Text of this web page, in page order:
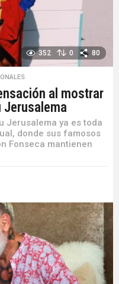
352 0 80
al mostrar
Jerusalema
Jerusalema ya es toda
donde sus famosos
Fonseca mantienen